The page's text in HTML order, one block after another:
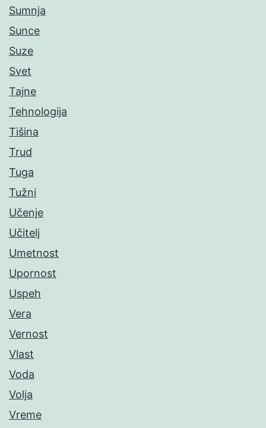
Sumnja
Sunce
Suze
Svet
Tajne
Tehnologija
Tišina
Trud
Tuga
Tužni
Učenje
Učitelj
Umetnost
Upornost
Uspeh
Vera
Vernost
Vlast
Voda
Volja
Vreme